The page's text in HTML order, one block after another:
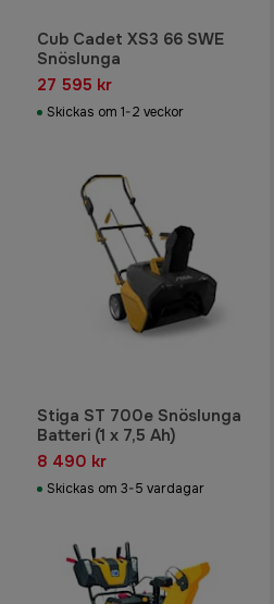
Cub Cadet XS3 66 SWE
Snöslunga
27 595 kr
Skickas om 1-2 veckor
Stiga ST 700e Snöslunga
Batteri (1 x 7,5 Ah)
8 490 kr
Skickas om 3-5 vardagar